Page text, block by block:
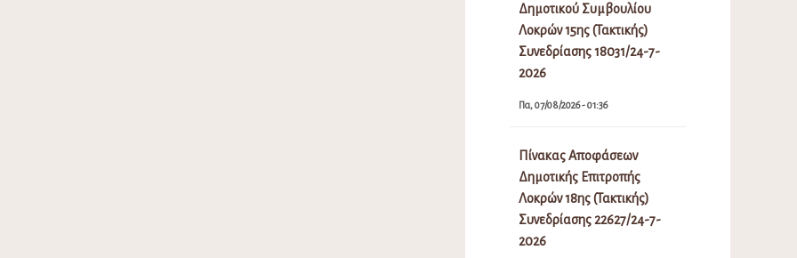
Δημοτικού Συμβουλίου
Λοκρών 15ης (Τακτικής)
Συνεδρίασης 18031/24-7-
2026
Πα, 07/08/2026 - 01:36
Πίνακας Αποφάσεων
Δημοτικής Επιτροπής
Λοκρών 18ης (Τακτικής)
Συνεδρίασης 22627/24-7-
2026